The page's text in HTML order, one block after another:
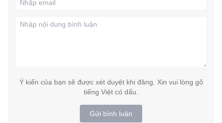
Ý kiến của bạn sẽ được xét duyệt khi đăng. Xin vui lòng gõ
tiếng Việt có dấu.
Gửi bình luận